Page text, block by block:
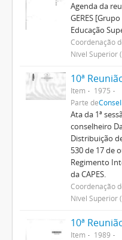
Agenda da
GERES
Educação
Coordenação
Nível Superior
Item
1975
Parte de
Ata da 1ª
conselheiro
Distribuição
530 de 17 de
Regimento
da CAPES.
Coordenação
Nível Superior
Item
1989